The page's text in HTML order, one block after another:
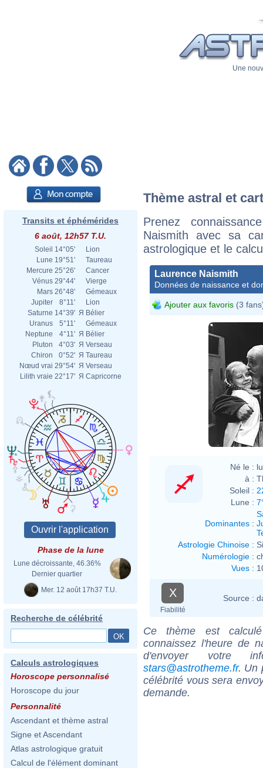
Une
Transits et éphémérides
6 août, 12h57 T.U.
Soleil 14°05'
Lion
Lune 19°51'
Taureau
Mercure 25°26'
Cancer
Vénus 29°44'
Vierge
Mars 26°48'
Gémeaux
Jupiter
8°11'
Lion
Saturne 14°39' Я Bélier
Uranus
5°11'
Gémeaux
Neptune
4°11' Я Bélier
Pluton
4°03' Я Verseau
Chiron
0°52' Я Taureau
Nœud vrai 29°54' Я Verseau
Lilith vraie 22°17' Я Capricorne
Phase de la lune
Lune décroissante, 46.36%
Dernier quartier
Mer. 12 août 17h37 T.U.
Recherche de célébrité
Calculs astrologiques
Horoscope personnalisé
Horoscope du jour
Personnalité
Ascendant et thème astral
Signe et Ascendant
Atlas astrologique gratuit
Calcul de l'élément dominant
Thème astral et
Prenez
Naismith avec sa
astrologique et le
Laurence Naismith
Données de naissance et
Ajouter aux favoris (3
Né le :
à :
Soleil :
Lune :
Dominantes :
Astrologie Chinoise :
Numérologie :
Vues :
X
Fiabilité
Source :
Ce thème est
connaissez l'heure de
d'envoyer votre
stars@astrotheme.fr. Un
célébrité vous sera
demande.